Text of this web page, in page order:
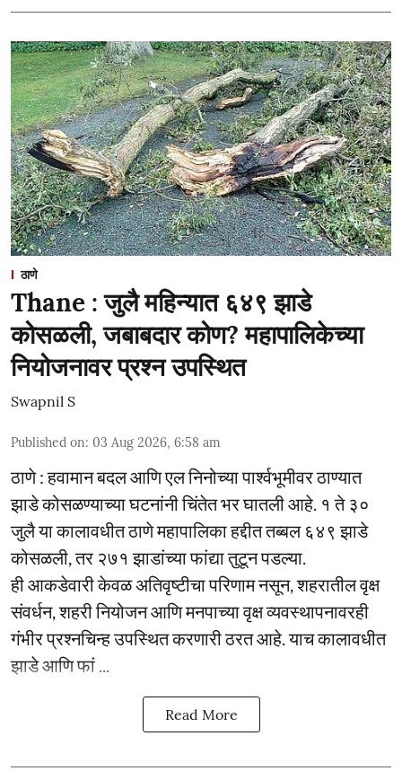
ठाणे
Thane : जुलै महिन्यात ६४९ झाडे
कोसळली, जबाबदार कोण? महापालिकेच्या
नियोजनावर प्रश्न उपस्थित
Swapnil S
Published on: 03 Aug 2026, 6:58 am
ठाणे : हवामान बदल आणि एल निनोच्या पार्श्वभूमीवर ठाण्यात
झाडे कोसळण्याच्या घटनांनी चिंतेत भर घातली आहे. १ ते ३०
जुलै या कालावधीत ठाणे महापालिका हद्दीत तब्बल ६४९ झाडे
कोसळली, तर २७१ झाडांच्या फांद्या तुटून पडल्या.
ही आकडेवारी केवळ अतिवृष्टीचा परिणाम नसून, शहरातील वृक्ष
संवर्धन, शहरी नियोजन आणि मनपाच्या वृक्ष व्यवस्थापनावरही
गंभीर प्रश्नचिन्ह उपस्थित करणारी ठरत आहे. याच कालावधीत
झाडे आणि फां ...
Read More